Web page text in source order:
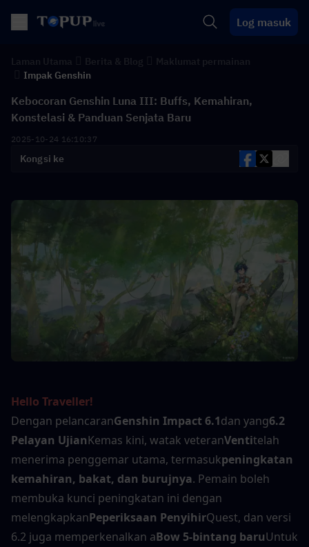
Log masuk
Impak Genshin
Kebocoran Genshin Luna III: Buffs, Kemahiran,
Konstelasi & Panduan Senjata Baru
2025-10-24 16:10:37
Kongsi ke
Hello Traveller!
Dengan pelancaranGenshin Impact 6.1dan yang6.2
Pelayan UjianKemas kini, watak veteranVentitelah
menerima penggemar utama, termasukpeningkatan
kemahiran, bakat, dan burujnya. Pemain boleh
membuka kunci peningkatan ini dengan
melengkapkanPeperiksaan PenyihirQuest, dan versi
6.2 juga memperkenalkan aBow 5-bintang baruUntuk